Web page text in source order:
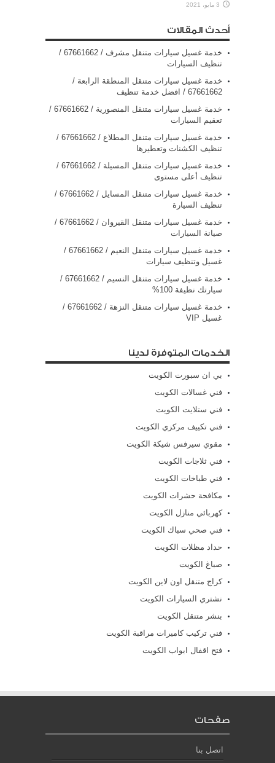
3 مايو، 2021
أحدث المقالات
خدمة غسيل سيارات متنقل مشرف / 67661662 /
تنظيف السيارات
خدمة غسيل سيارات متنقل المنطقة الرابعة /
67661662 / افضل خدمة تنظيف
خدمة غسيل سيارات متنقل المنصورية / 67661662 /
تعقيم السيارات
خدمة غسيل سيارات متنقل المطلاع / 67661662 /
تنظيف الكشنات وتعطيرها
خدمة غسيل سيارات متنقل المسيلة / 67661662 /
تنظيف أعلى مستوى
خدمة غسيل سيارات متنقل المسايل / 67661662 /
تنظيف السيارة
خدمة غسيل سيارات متنقل القيروان / 67661662 /
صيانة السيارات
خدمة غسيل سيارات متنقل النعيم / 67661662 /
غسيل وتنظيف سيارات
خدمة غسيل سيارات متنقل النسيم / 67661662 /
سيارتك نظيفة 100%
خدمة غسيل سيارات متنقل النزهة / 67661662 /
غسيل VIP
الخدمات المتوفرة لدينا
بي ان سبورت الكويت
فني غسالات الكويت
فني ستلايت الكويت
فني تكييف مركزي الكويت
مقوي سيرفس شيكة الكويت
فني ثلاجات الكويت
فني طباخات الكويت
مكافحة حشرات الكويت
كهربائي منازل الكويت
فني صحي سباك الكويت
حداد مظلات الكويت
صباغ الكويت
كراج متنقل اون لاين الكويت
نشتري السيارات الكويت
بنشر متنقل الكويت
فني تركيب كاميرات مراقبة الكويت
فتح اقفال ابواب الكويت
صفحات
اتصل بنا